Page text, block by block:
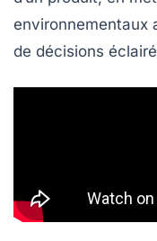
environnementaux
de décisions